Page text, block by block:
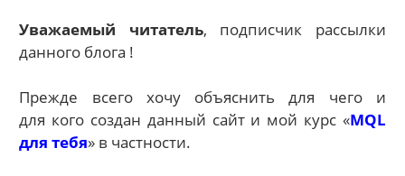
сигналы,
новости…
Уважаемый читатель, подписчик рассылки
данного блога !
Прежде всего хочу объяснить для чего и
для кого создан данный сайт и мой курс «MQL
для тебя» в частности.